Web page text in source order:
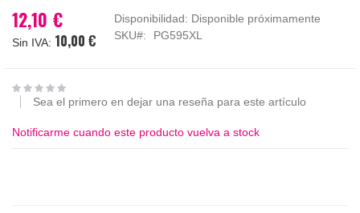
la
galería
12,10 €
10,00 €
Disponibilidad: Disponible próximamente
SKU
PG595XL
Sea el primero en dejar una reseña para este artículo
Notificarme cuando este producto vuelva a stock